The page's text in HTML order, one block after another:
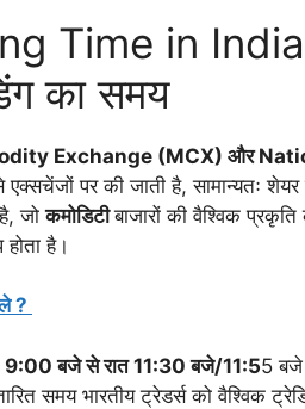
Time in India
का समय
Exchange (MCX) और
पर की जाती है, सामान्यतः शेयर
जोकमोडिटीबाजारों की वैश्विक प्रकृति
है।
?
9:00 बजे से रात 11:30 बजे/11:55 बजे
समय भारतीय ट्रेडर्स को वैश्विक